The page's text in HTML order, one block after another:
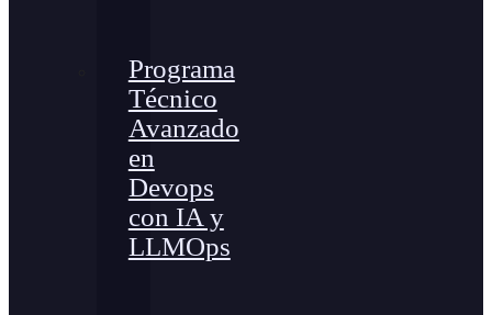
Programa
Técnico
Avanzado
en
Devops
con IA y
LLMOps